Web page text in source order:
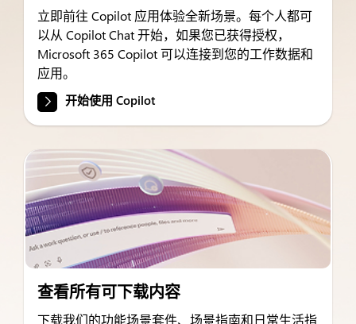
立即前往 Copilot 应用体验全新场景。每个人都可
以从 Copilot Chat 开始，如果您已获得授权，
Microsoft 365 Copilot 可以连接到您的工作数据和
应用。
开始使用 Copilot
查看所有可下载内容
下载我们的功能场景套件、场景指南和日常生活指